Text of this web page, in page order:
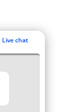
Live chat